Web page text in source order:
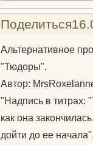
Поделиться
Альтернативное
"Тюдоры".
Автор:
"Надпись в титрах:
как она
дойти до ее